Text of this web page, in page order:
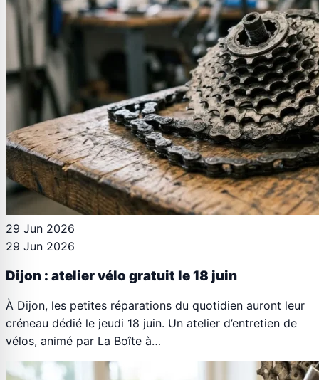
29 Jun 2026
29 Jun 2026
Dijon : atelier vélo gratuit le 18 juin
À Dijon, les petites réparations du quotidien auront leur
créneau dédié le jeudi 18 juin. Un atelier d’entretien de
vélos, animé par La Boîte à…